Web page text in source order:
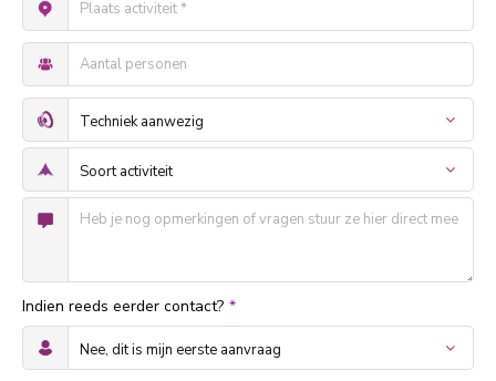
Indien reeds eerder contact? *